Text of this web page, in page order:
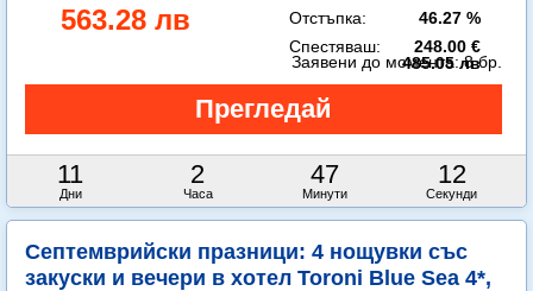
563.28 лв
Отстъпка:
46.27 %
Спестяваш:
248.00 €
485.05 лв
11
Дни
2
Часа
47
Минути
10
Секунди
Заявени до момента:8 бр.
Септемврийски празници: 4 нощувки със
закуски и вечери в хотел Toroni Blue Sea 4*,